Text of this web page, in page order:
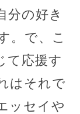
分の好き
。で、こ
て応援す
はそれで
ッセイや